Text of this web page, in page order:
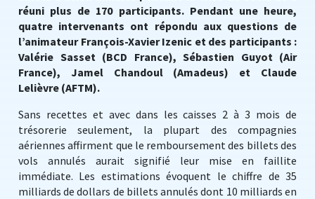
réuni plus de 170 participants. Pendant une heure,
quatre intervenants ont répondu aux questions de
l’animateur François-Xavier Izenic et des participants :
Valérie Sasset (BCD France), Sébastien Guyot (Air
France), Jamel Chandoul (Amadeus) et Claude
Lelièvre (AFTM).
Sans recettes et avec dans les caisses 2 à 3 mois de
trésorerie seulement, la plupart des compagnies
aériennes affirment que le remboursement des billets des
vols annulés aurait signifié leur mise en faillite
immédiate. Les estimations évoquent le chiffre de 35
milliards de dollars de billets annulés dont 10 milliards en